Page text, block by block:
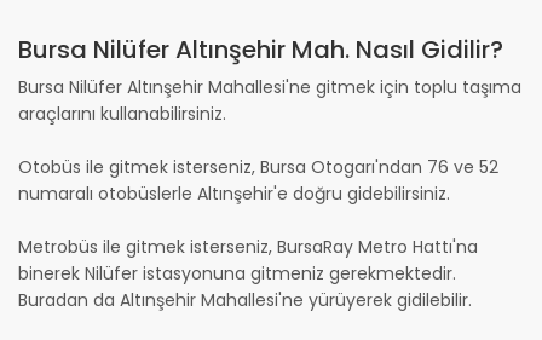
Bursa Nilüfer Altınşehir Mah. Nasıl Gidilir?
Bursa Nilüfer Altınşehir Mahallesi'ne gitmek için toplu taşıma
araçlarını kullanabilirsiniz.
Otobüs ile gitmek isterseniz, Bursa Otogarı'ndan 76 ve 52
numaralı otobüslerle Altınşehir'e doğru gidebilirsiniz.
Metrobüs ile gitmek isterseniz, BursaRay Metro Hattı'na
binerek Nilüfer istasyonuna gitmeniz gerekmektedir.
Buradan da Altınşehir Mahallesi'ne yürüyerek gidilebilir.